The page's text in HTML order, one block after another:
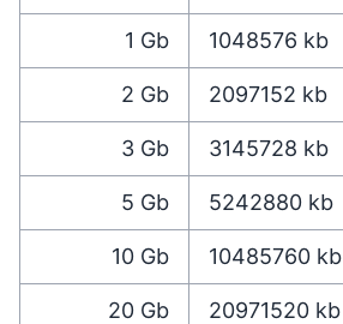
1 Gb 1048576 kb
2 Gb 2097152 kb
3 Gb 3145728 kb
5 Gb 5242880 kb
10 Gb 10485760 kb
20 Gb 20971520 kb